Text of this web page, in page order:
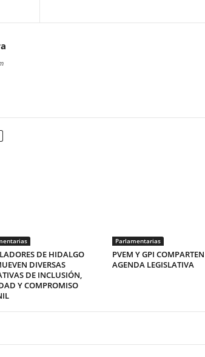
DE HIDALGO
DIVERSAS
DE INCLUSIÓN,
Y COMPROMISO
Parlamentarias
PVEM Y GPI COMPARTEN
AGENDA LEGISLATIVA